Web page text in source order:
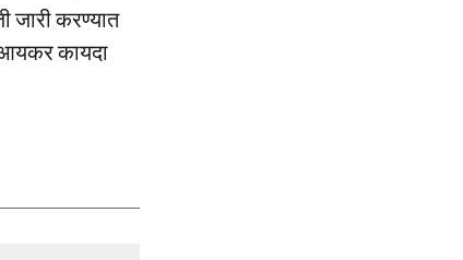
करण्यात
कायदा